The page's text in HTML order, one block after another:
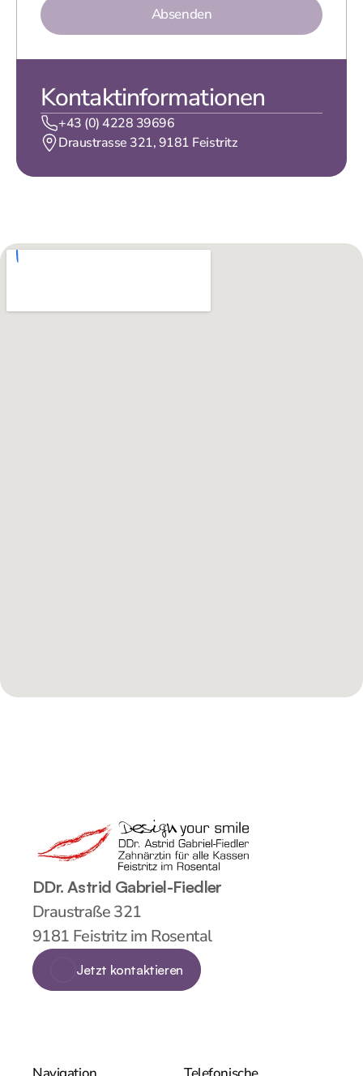
Absenden
Kontaktinformationen
+43 (0) 4228 39696
Draustrasse 321, 9181 Feistritz
DDr. Astrid Gabriel-Fiedler
Draustraße 321
9181 Feistritz im Rosental
Jetzt kontaktieren
Jetzt kontaktieren